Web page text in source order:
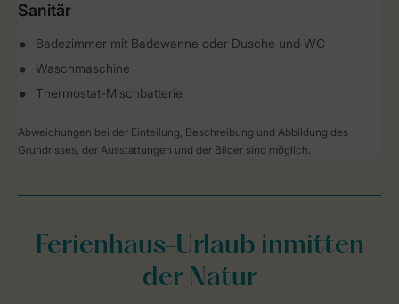
Sanitär
Badezimmer mit Badewanne oder Dusche und WC
Waschmaschine
Thermostat-Mischbatterie
Abweichungen bei der Einteilung, Beschreibung und Abbildung des
Grundrisses, der Ausstattungen und der Bilder sind möglich.
Ferienhaus-Urlaub inmitten
der Natur